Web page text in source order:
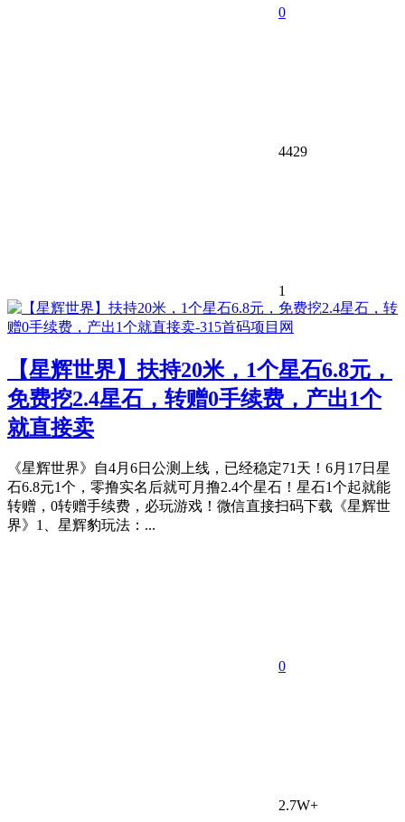
0
4429
1
【星辉世界】扶持20米，1个星石6.8元，
免费挖2.4星石，转赠0手续费，产出1个
就直接卖
《星辉世界》自4月6日公测上线，已经稳定71天！6月17日星
石6.8元1个，零撸实名后就可月撸2.4个星石！星石1个起就能
转赠，0转赠手续费，必玩游戏！微信直接扫码下载《星辉世
界》1、星辉豹玩法：...
0
2.7W+